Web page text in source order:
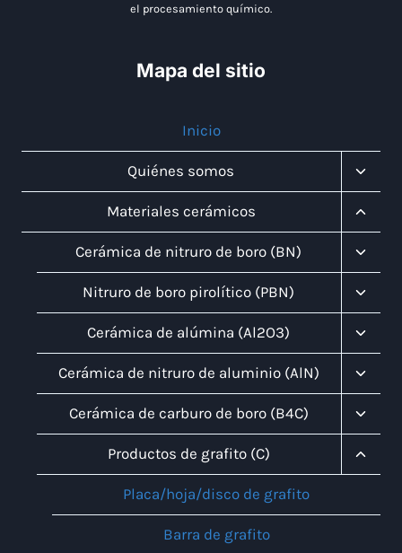
el procesamiento químico.
Mapa del sitio
Inicio
Quiénes somos
Menú
Materiales cerámicos
Menú
Cerámica de nitruro de boro (BN)
Menú
Nitruro de boro pirolítico (PBN)
Menú
Cerámica de alúmina (Al2O3)
Menú
Cerámica de nitruro de aluminio (AlN)
Menú
Cerámica de carburo de boro (B4C)
Menú
Productos de grafito (C)
Menú
Placa/hoja/disco de grafito
Barra de grafito